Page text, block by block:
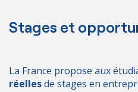
Stages et
La France propose aux
réellesde stages en